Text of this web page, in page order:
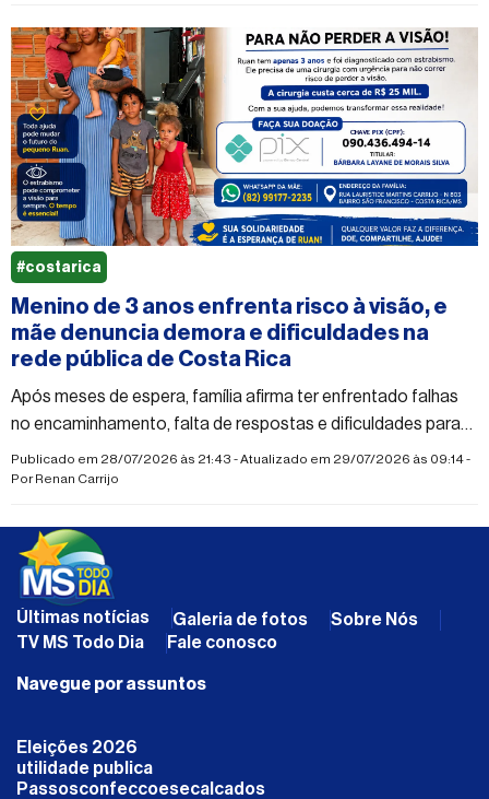
Menino de 3 anos enfrenta risco à visão, e
mãe denuncia demora e dificuldades na
rede pública de Costa Rica
Após meses de espera, família afirma ter enfrentado falhas
no encaminhamento, falta de respostas e dificuldades para
conseguir atendimento; cirurgia é estimada em R$ 25 mil
Publicado em 28/07/2026 às 21:43 - Atualizado em 29/07/2026 às 09:14 -
PorRenan Carrijo
#costarica
Últimas notícias Galeria de fotos
Sobre Nós
TV MS Todo Dia
Fale conosco
Navegue por assuntos
Eleições 2026
utilidade publica
Passosconfeccoesecalcados